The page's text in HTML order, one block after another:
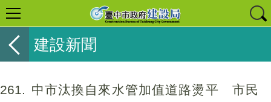
建設新聞
中市汰換自來水管加值道路燙平 市民